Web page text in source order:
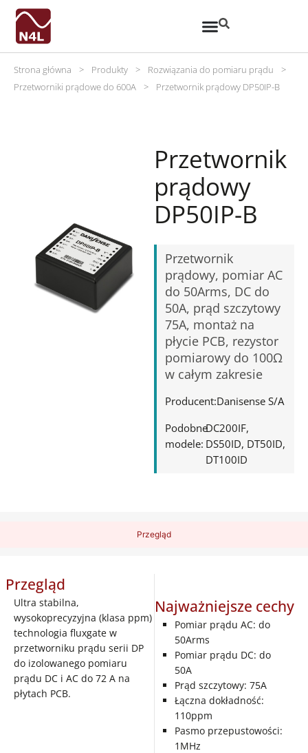
Strona główna > Produkty > Rozwiązania do pomiaru prądu
>
Przetworniki prądowe do 600A
> Przetwornik prądowy DP50IP-B
Przetwornik
prądowy
DP50IP-B
Przetwornik
prądowy, pomiar AC
do 50Arms, DC do
50A, prąd szczytowy
75A, montaż na
płycie PCB, rezystor
pomiarowy do 100Ω
w całym zakresie
Producent:Danisense S/A
Podobne
modele:
DC200IF
DS50ID DT50ID
DT100ID
Przegląd
Przegląd
Ultra stabilna,
wysokoprecyzyjna (klasa ppm)
technologia fluxgate w
przetworniku prądu serii DP
do izolowanego pomiaru
prądu DC i AC do 72 A na
płytach PCB.
Najważniejsze cechy
Pomiar prądu AC: do
50Arms
Pomiar prądu DC: do
50A
Prąd szczytowy: 75A
Łączna dokładność:
110ppm
Pasmo przepustowości:
1MHz